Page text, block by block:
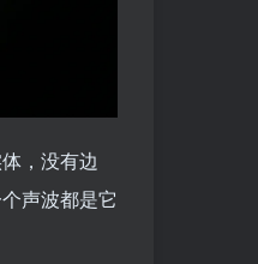
，没有边
声波都是它